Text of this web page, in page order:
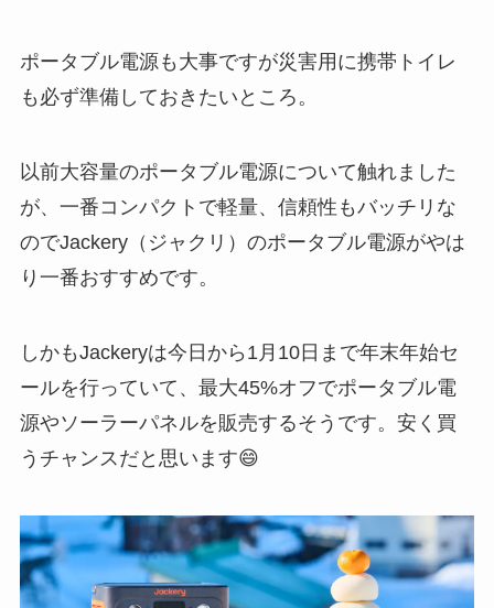
ポータブル電源も大事ですが災害用に携帯トイレ
も必ず準備しておきたいところ。
以前大容量のポータブル電源について触れました
が、一番コンパクトで軽量、信頼性もバッチリな
のでJackery（ジャクリ）のポータブル電源がやは
り一番おすすめです。
しかもJackeryは今日から1月10日まで年末年始セ
ールを行っていて、最大45%オフでポータブル電
源やソーラーパネルを販売するそうです。安く買
うチャンスだと思います😄